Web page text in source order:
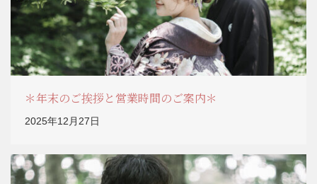
＊年末のご挨拶と営業時間のご案内＊
2025年12月27日